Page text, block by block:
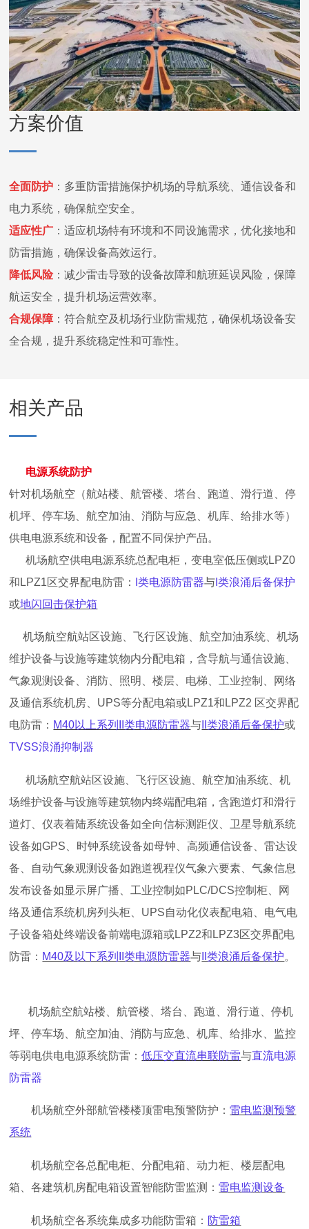
方案价值
全面防护 ： 多重防雷措施保护机场的导航系统、通信设备和
电力系统，确保航空安全。
适应性广 ：适应机场特有环境和不同设施需求，优化接地和
防雷措施，确保设备高效运行。
降低风险：减少雷击导致的设备故障和航班延误风险，保障
航运安全，提升机场运营效率。
合规保障 ：符合航空及机场行业防雷规范，确保机场设备安
全合规，提升系统稳定性和可靠性。
相关产品
电源系统防护
针对机场航空（航站楼、航管楼、塔台、跑道、滑行道、停
机坪、停车场、航空加油、消防与应急、机库、给排水等）
供电电源系统和设备，配置不同保护产品。
机场航空供电电源系统总配电柜，变电室低压侧或LPZ0
和LPZ1区交界配电防雷：
I类电源防雷器与 I类浪涌后备保护
或地闪回击保护箱
机场航空航站区设施、飞行区设施、航空加油系统、机场
维护设备与设施等建筑物内分配电箱，含导航与通信设施、
气象观测设备、消防、照明、楼层、电梯、工业控制、网络
及通信系统机房、 UPS等分配电箱或LPZ1和LPZ2 区交界配
电防雷： M40以上系列 II类电源防雷器与 II类浪涌后备保护或
TVSS浪涌抑制器
机场航空航站区设施、飞行区设施、航空加油系统、机
场维护设备与设施等建筑物内终端配电箱，含跑道灯和滑行
道灯、仪表着陆系统设备如全向信标测距仪、卫星导航系统
设备如GPS、时钟系统设备如母钟、高频通信设备、雷达设
备、自动气象观测设备如跑道视程仪气象六要素、气象信息
发布设备如显示屏广播、工业控制如PLC/DCS控制柜、网
络及通信系统机房列头柜、UPS自动化仪表配电箱、电气电
子设备箱处终端设备前端电源箱或LPZ2和LPZ3区交界配电
防雷： M40及以下系列 II类电源防雷器与 II类浪涌后备保护。
机场航空航站楼、航管楼、塔台、跑道、滑行道、停机
坪、停车场、航空加油、消防与应急、机库、给排水、监控
等弱电供电电源系统防雷：低压交直流串联防雷与直流电源
防雷器
机场航空外部航管楼楼顶雷电预警防护：雷电监测预警
系统
机场航空各总配电柜、分配电箱、动力柜、楼层配电
箱、各建筑机房配电箱设置智能防雷监测：雷电监测设备
机场航空各系统集成多功能防雷箱： 防雷箱